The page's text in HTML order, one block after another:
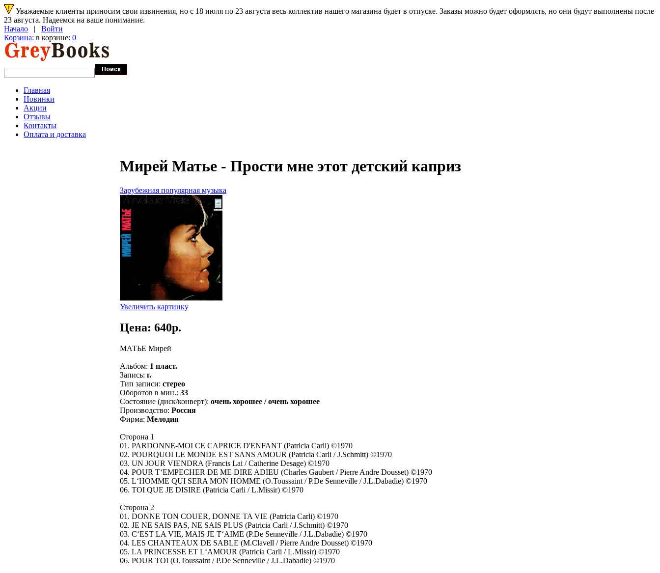
Уважаемые клиенты приносим свои извинения, но с 18 июля по 23 августа весь коллектив нашего магазина будет в отпуске. Заказы можно будет оформлять, но они будут выполнены после
23 августа. Надеемся на ваше понимание.
Начало | Войти
Корзина: в корзине: 0
Главная
Новинки
Акции
Отзывы
Контакты
Оплата и доставка
Мирей Матье - Прости мне этот детский каприз
Зарубежная популярная музыка
Увеличить картинку
Цена: 640p.
МАТЬЕ Мирей
Альбом: 1 пласт.
Запись: г.
Тип записи: стерео
Оборотов в мин.: 33
Состояние (диск/конверт): очень хорошее / очень хорошее
Производство: Россия
Фирма: Мелодия
Сторона 1
01. PARDONNE-MOI CE CAPRICE D'ENFANT (Patricia Carli) ©1970
02. POURQUOI LE MONDE EST SANS AMOUR (Patricia Carli / J.Schmitt) ©1970
03. UN JOUR VIENDRA (Francis Lai / Catherine Desage) ©1970
04. POUR T‘EMPECHER DE ME DIRE ADIEU (Charles Gaubert / Pierre Andre Dousset) ©1970
05. L‘HOMME QUI SERA MON HOMME (O.Toussaint / P.De Senneville / J.L.Dabadie) ©1970
06. TOI QUE JE DISIRE (Patricia Carli / L.Missir) ©1970
Сторона 2
01. DONNE TON COUER, DONNE TA VIE (Patricia Carli) ©1970
02. JE NE SAIS PAS, NE SAIS PLUS (Patricia Carli / J.Schmitt) ©1970
03. C‘EST LA VIE, MAIS JE T‘AIME (P.De Senneville / J.L.Dabadie) ©1970
04. LES CHANTEAUX DE SABLE (M.Clavell / Pierre Andre Dousset) ©1970
05. LA PRINCESSE ET L‘AMOUR (Patricia Carli / L.Missir) ©1970
06. POUR TOI (O.Toussaint / P.De Senneville / J.L.Dabadie) ©1970